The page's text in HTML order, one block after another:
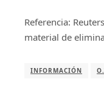
Referencia:
material de
INFORMACIÓN